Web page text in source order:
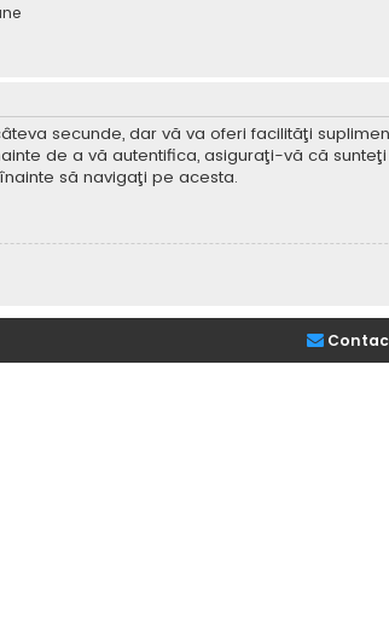
secunde, dar vă va oferi facilităţi
de a vă autentifica, asiguraţi-vă că
să navigaţi pe acesta.